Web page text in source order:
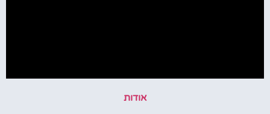
אודות